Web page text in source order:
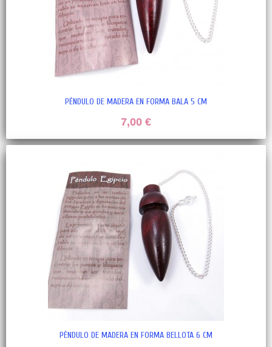
PÉNDULO DE MADERA EN FORMA BALA 5 CM
7,00 €
PÉNDULO DE MADERA EN FORMA BELLOTA 6 CM